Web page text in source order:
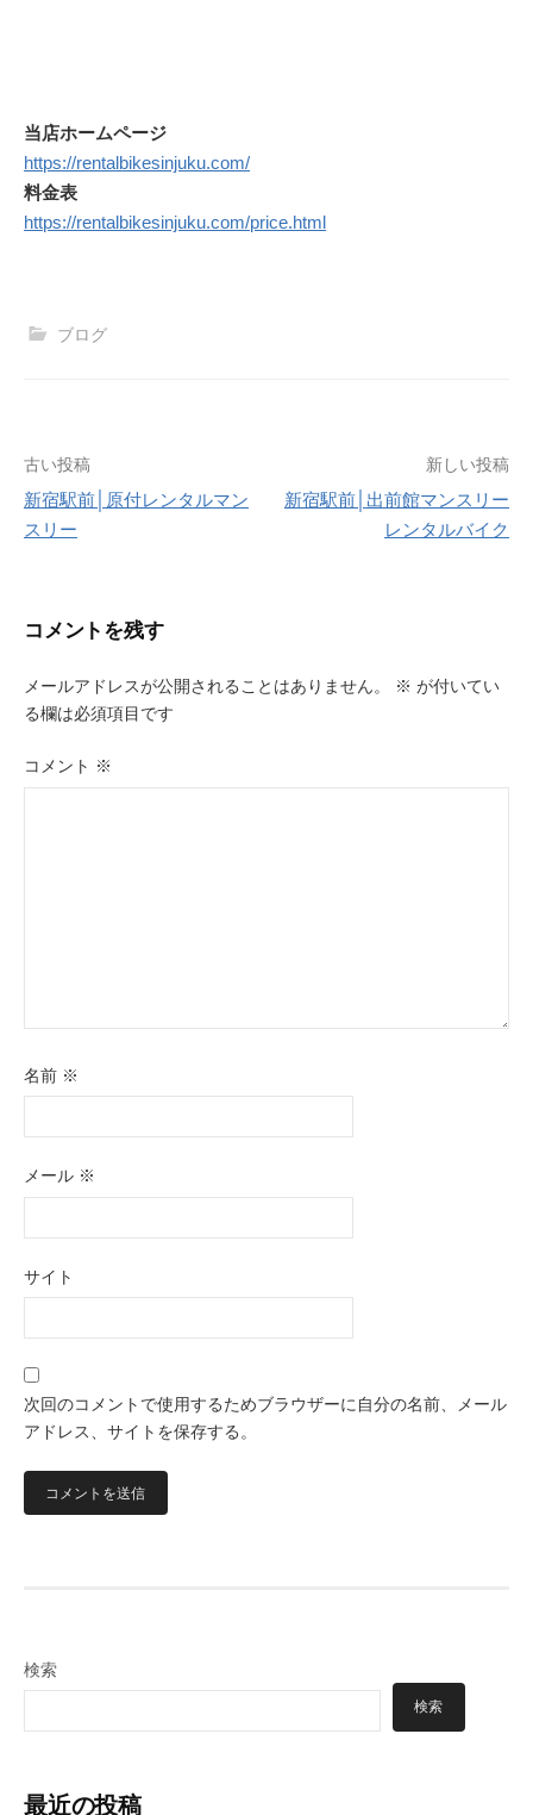
当店ホームページ
https://rentalbikesinjuku.com/
料金表
https://rentalbikesinjuku.com/price.html
ブログ
投
稿
ゲ
ー
シ
ョ
古い投稿
新宿駅前│原付レンタルマン
スリー
新しい投稿
新宿駅前│出前館マンスリー
レンタルバイク
コメントを残す
メールアドレスが公開されることはありません。 ※ が付いてい
る欄は必須項目です
コメント ※
名前 ※
メール ※
サイト
次回のコメントで使用するためブラウザーに自分の名前、メール
アドレス、サイトを保存する。
検索
検索
最近の投稿